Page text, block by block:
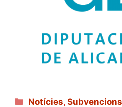
Categories
Notícies,Subvencions